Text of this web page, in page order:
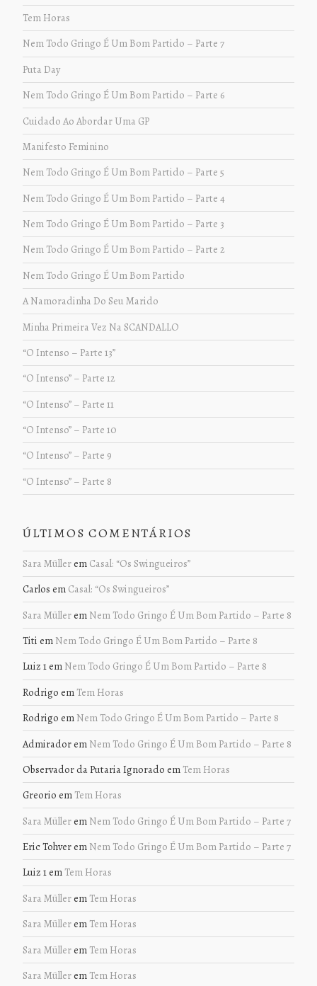
Tem Horas
Nem Todo Gringo É Um Bom Partido – Parte 7
Puta Day
Nem Todo Gringo É Um Bom Partido – Parte 6
Cuidado Ao Abordar Uma GP
Manifesto Feminino
Nem Todo Gringo É Um Bom Partido – Parte 5
Nem Todo Gringo É Um Bom Partido – Parte 4
Nem Todo Gringo É Um Bom Partido – Parte 3
Nem Todo Gringo É Um Bom Partido – Parte 2
Nem Todo Gringo É Um Bom Partido
A Namoradinha Do Seu Marido
Minha Primeira Vez Na SCANDALLO
“O Intenso – Parte 13”
“O Intenso” – Parte 12
“O Intenso” – Parte 11
“O Intenso” – Parte 10
“O Intenso” – Parte 9
“O Intenso” – Parte 8
ÚLTIMOS COMENTÁRIOS
Sara Müllerem Casal: “Os Swingueiros”
Carlos em Casal: “Os Swingueiros”
Sara Müllerem Nem Todo Gringo É Um Bom Partido – Parte 8
Titi em Nem Todo Gringo É Um Bom Partido – Parte 8
Luiz 1em Nem Todo Gringo É Um Bom Partido – Parte 8
Rodrigo em Tem Horas
Rodrigo em Nem Todo Gringo É Um Bom Partido – Parte 8
Admiradorem Nem Todo Gringo É Um Bom Partido – Parte 8
Observador da Putaria Ignorado em Tem Horas
Greorio em Tem Horas
Sara Müllerem Nem Todo Gringo É Um Bom Partido – Parte 7
Eric Tohverem Nem Todo Gringo É Um Bom Partido – Parte 7
Luiz 1em Tem Horas
Sara Müllerem Tem Horas
Sara Müllerem Tem Horas
Sara Müllerem Tem Horas
Sara Müllerem Tem Horas